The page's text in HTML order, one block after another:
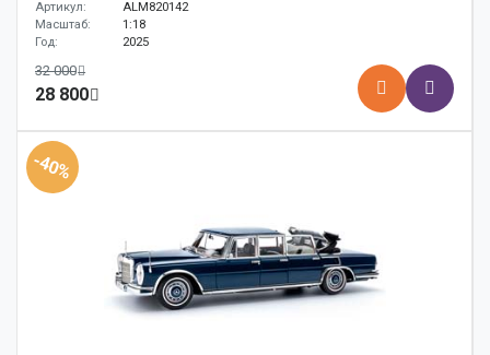
Артикул:
ALM820142
Масштаб:
1:18
Год:
2025
32 000
28 800
-40%